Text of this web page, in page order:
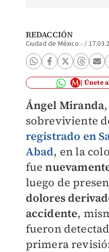
REDACCIÓN
Ciudad de México.-/
Únete
Ángel Miranda
sobreviviente
registrado en
Abad, en la
fue
luego de
dolores
accidente,
fueron
primera